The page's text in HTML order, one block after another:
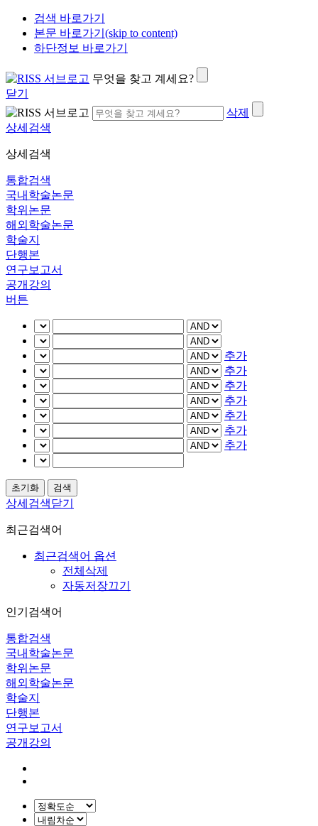
검색 바로가기
본문 바로가기(skip to content)
하단정보 바로가기
무엇을 찾고 계세요?
닫기
삭제
상세검색
상세검색
통합검색
국내학술논문
학위논문
해외학술논문
학술지
단행본
연구보고서
공개강의
버튼
추가
추가
추가
추가
추가
추가
추가
상세검색닫기
최근검색어
최근검색어 옵션
전체삭제
자동저장끄기
인기검색어
통합검색
국내학술논문
학위논문
해외학술논문
학술지
단행본
연구보고서
공개강의